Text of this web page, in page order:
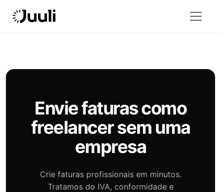
Envie faturas como
freelancer sem uma
empresa
Crie faturas profissionais em minutos.
Tratamos do IVA, conformidade e